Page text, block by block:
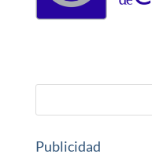
Publicidad